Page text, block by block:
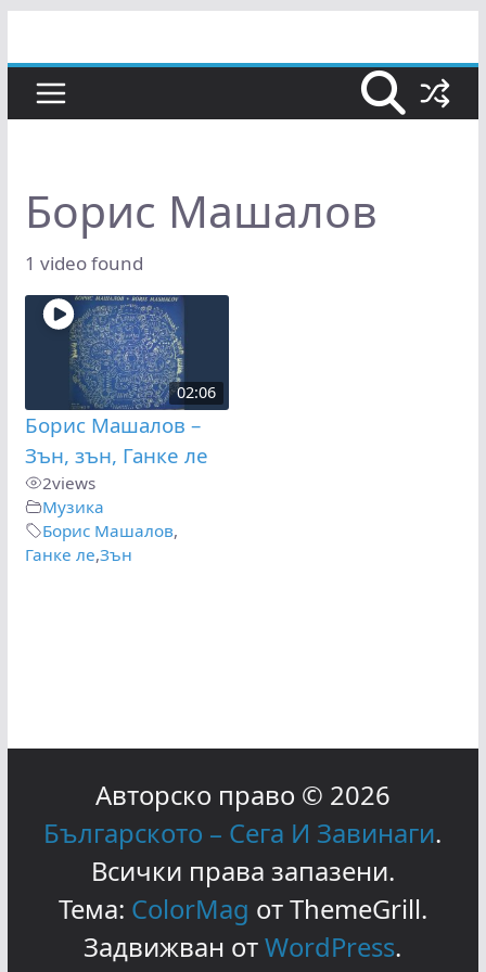
content
Борис Машалов
1 video found
02:06
Борис Машалов –
Зън, зън, Ганке ле
2views
Музика
Борис Машалов,
Ганке ле,Зън
Авторско право © 2026
Българското – Сега И Завинаги.
Всички права запазени.
Тема: ColorMag от ThemeGrill.
Задвижван отWordPress.